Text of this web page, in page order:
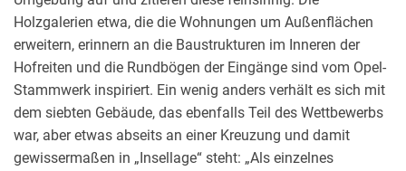
Holzgalerien etwa, die die Wohnungen um Außenflächen
erweitern, erinnern an die Baustrukturen im Inneren der
Hofreiten und die Rundbögen der Eingänge sind vom Opel-
Stammwerk inspiriert. Ein wenig anders verhält es sich mit
dem siebten Gebäude, das ebenfalls Teil des Wettbewerbs
war, aber etwas abseits an einer Kreuzung und damit
gewissermaßen in „Insellage“ steht: „Als einzelnes